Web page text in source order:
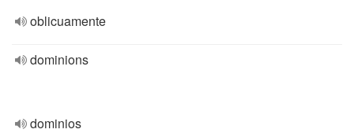
oblicuamente
dominions
dominios